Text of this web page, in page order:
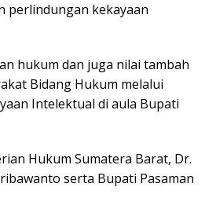
perlindungan kekayaan
hukum dan juga nilai tambah
Bidang Hukum melalui
Intelektual di aula Bupati
Hukum Sumatera Barat, Dr.
serta Bupati Pasaman
Komunitas
Redupnya Tren